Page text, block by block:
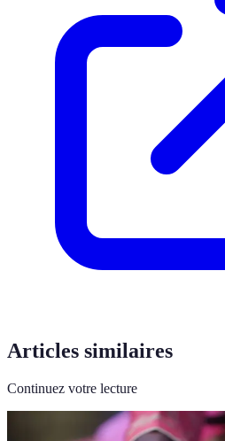
Articles similaires
Continuez votre lecture